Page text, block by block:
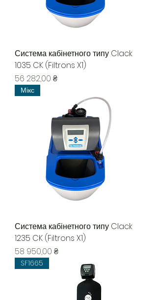
Система кабінетного типу Clack
1035 CK (Filtrons X1)
Ціна
56 282,00 ₴
Мікс
Система кабінетного типу Clack
1235 CK (Filtrons X1)
Ціна
58 950,00 ₴
SF1665